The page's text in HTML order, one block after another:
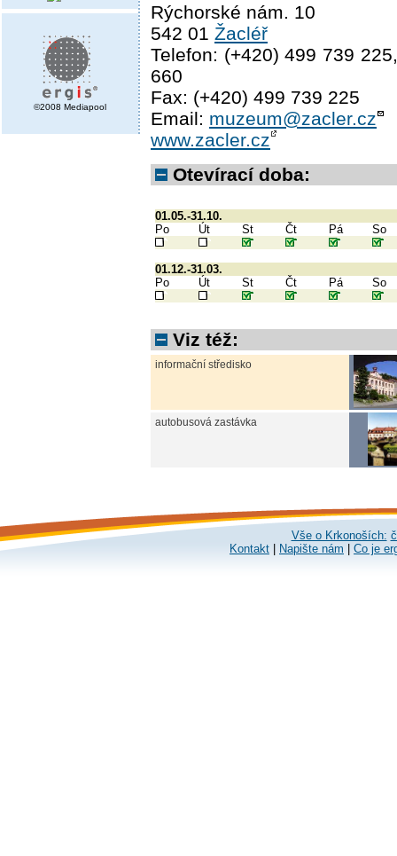
©2008 Mediapool
Rýchorské nám. 10
542 01 Žacléř
Telefon: (+420) 499 739
660
Fax: (+420) 499 739 225
Email: muzeum@zacler.cz
www.zacler.cz
Otevírací doba:
01.05.-31.10.
Po
Út St Čt Pá So
01.12.-31.03.
Po
Út St Čt Pá So
Viz též:
informační středisko
autobusová zastávka
Vše o Krkonoších:
Kontakt
Napište nám Co je